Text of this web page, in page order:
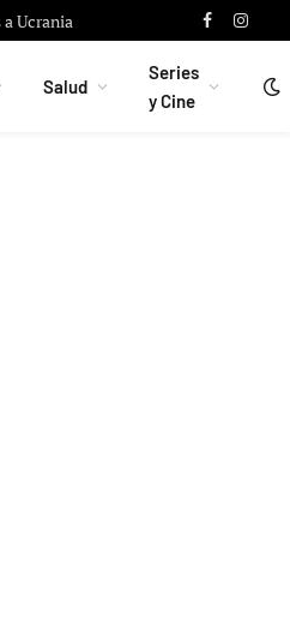
Ucrania Facebook
Salud
Series
y Cine